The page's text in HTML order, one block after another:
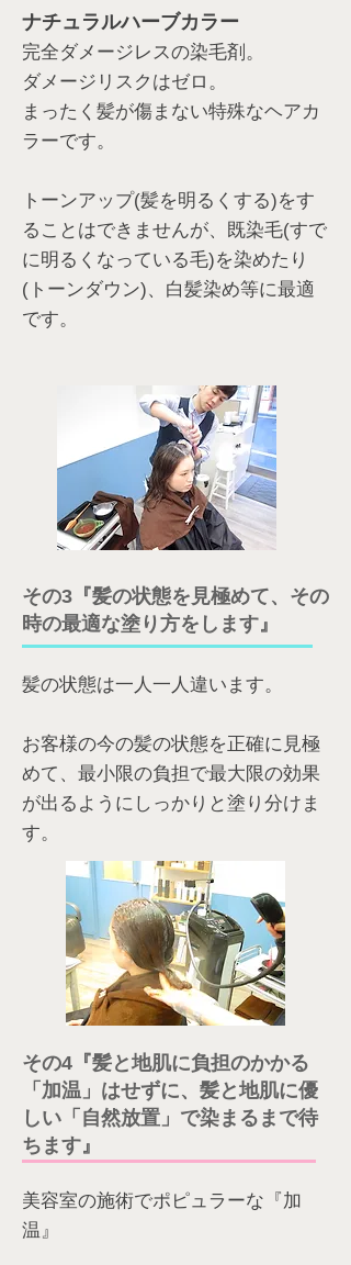
ナチュラルハーブカラー
完全ダメージレスの染毛剤。
ダメージリスクはゼロ。
まったく髪が傷まない特殊なヘアカ
ラーです。
トーンアップ(髪を明るくする)をす
ることはできませんが、既染毛(すで
に明るくなっている毛)を染めたり
(トーンダウン)、白髪染め等に最適
です。
その3『髪の状態を見極めて、その
時の最適な塗り方をします』
髪の状態は一人一人違います。
お客様の今の髪の状態を正確に見極
めて、最小限の負担で最大限の効果
が出るようにしっかりと塗り分けま
す。
その4『髪と地肌に負担のかかる
「加温」はせずに、髪と地肌に優
しい「自然放置」で染まるまで待
ちます』
美容室の施術でポピュラーな『加
温』